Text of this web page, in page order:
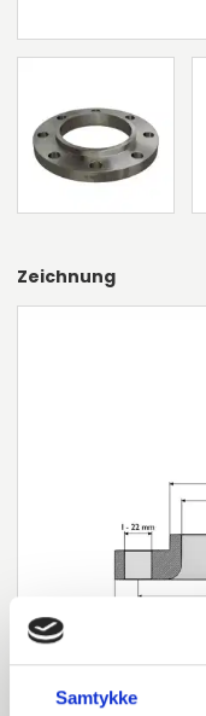
Samtykke
Zeichnung